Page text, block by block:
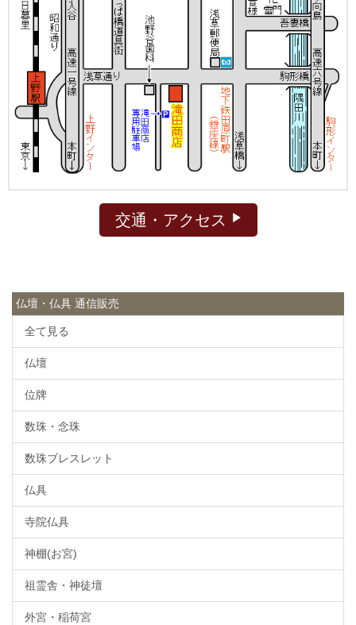
交通・アクセス
仏壇・仏具 通信販売
全て見る
仏壇
位牌
数珠・念珠
数珠ブレスレット
仏具
寺院仏具
神棚(お宮)
祖霊舎・神徒壇
外宮・稲荷宮